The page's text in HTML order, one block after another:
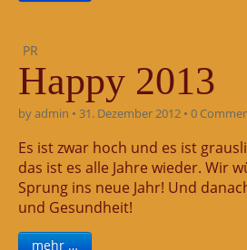
PR
Happy 2013
byadmin • 31. Dezember 2012 • 0
Es ist zwar hoch und es ist
das ist es alle Jahre wieder. Wir
Sprung ins neue Jahr! Und
und Gesundheit!
mehr …